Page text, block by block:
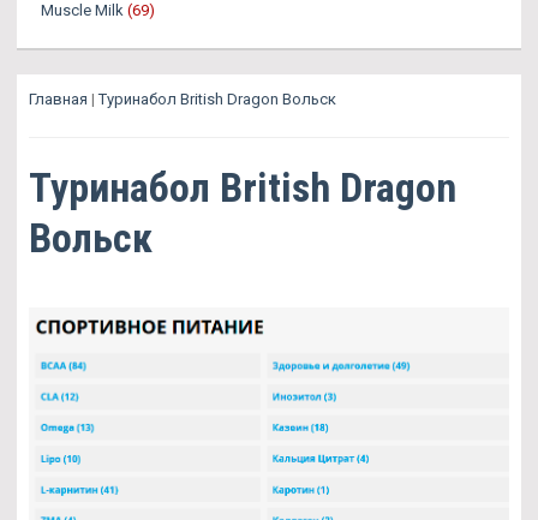
Muscle Milk (69)
Главная |Туринабол British Dragon Вольск
Туринабол British Dragon
Вольск